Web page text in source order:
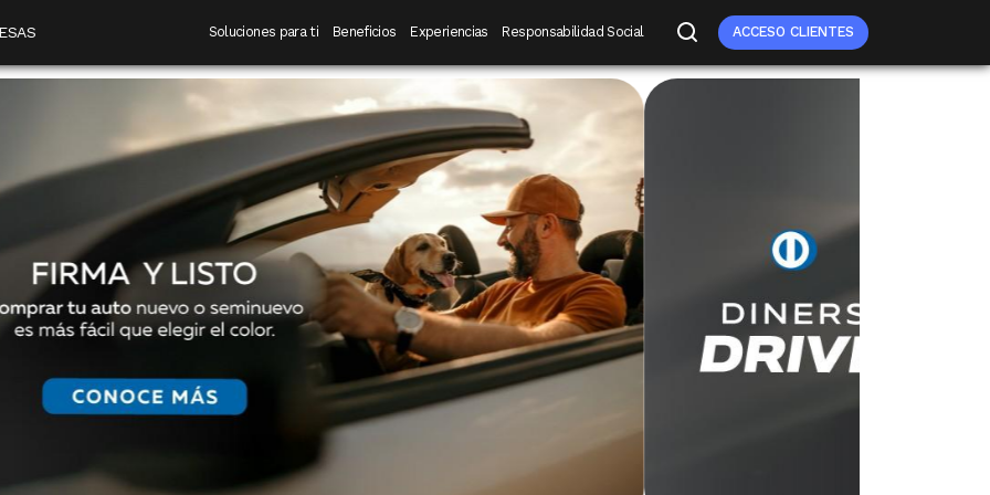
Navegación principal
Soluciones para ti Beneficios Experiencias Responsabilidad Social ACCESO CLIENTES